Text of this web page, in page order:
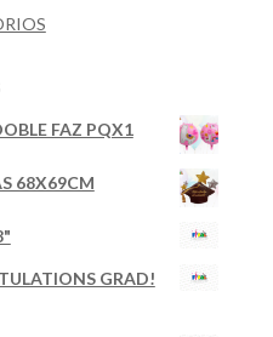
FAZ PQX1
68X69CM
GRAD!